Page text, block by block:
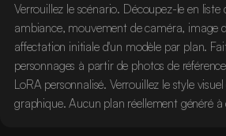
Verrouillez le scénario. Découpez-le en liste
ambiance, mouvement de caméra, image
affectation initiale d'un modèle par plan.
personnages à partir de photos de
LoRA personnalisé. Verrouillez le style
graphique. Aucun plan réellement généré à